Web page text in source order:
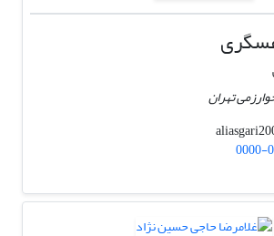
تهران
0000-